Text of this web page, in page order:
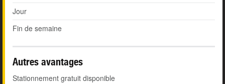
Jour
Fin de semaine
Autres avantages
Stationnement gratuit disponible